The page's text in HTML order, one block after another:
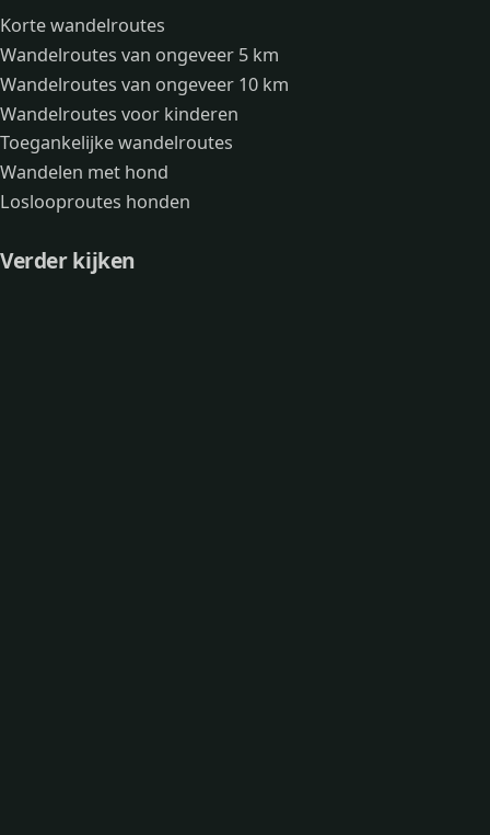
Korte wandelroutes
Wandelroutes van ongeveer 5 km
Wandelroutes van ongeveer 10 km
Wandelroutes voor kinderen
Toegankelijke wandelroutes
Wandelen met hond
Loslooproutes honden
Verder kijken